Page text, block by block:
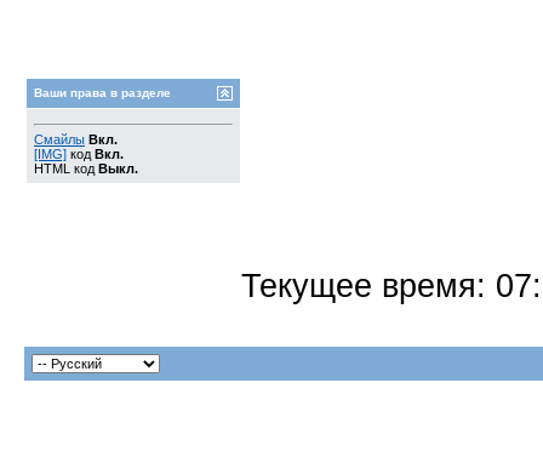
Ваши права в разделе
Смайлы Вкл.
[IMG] код Вкл.
HTML код Выкл.
Текущее время: